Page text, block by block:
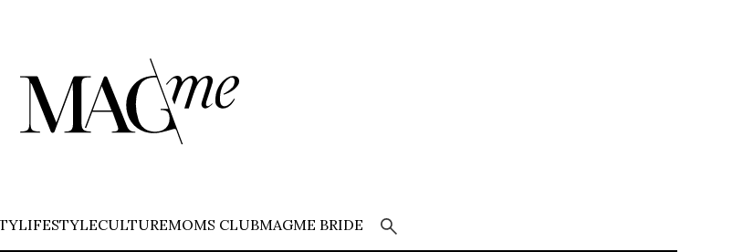
LIFESTYLECULTUREMOMS CLUBMAGME BRIDE